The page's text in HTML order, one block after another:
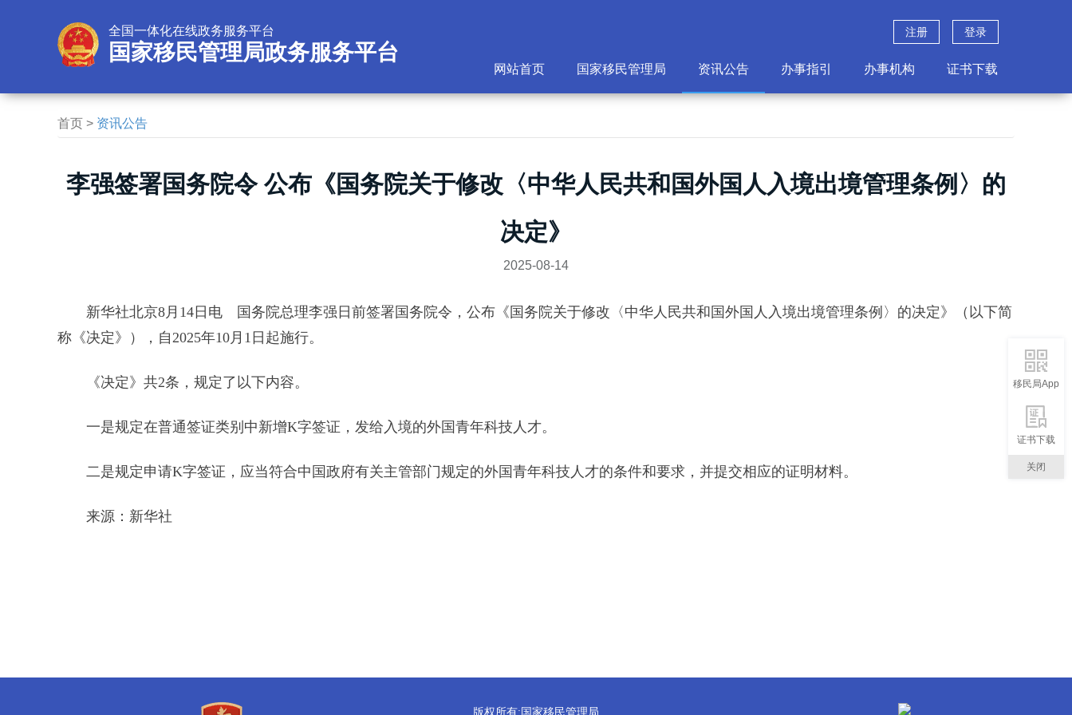
全国一体化在线政务服务平台
国家移民管理局政务服务平台
注册 登录
网站首页 国家移民管理局 资讯公告 办事指引 办事机构 证书下载
首页 > 资讯公告
李强签署国务院令 公布《国务院关于修改〈中华人民共和国外国人入境出境管理条例〉的
决定》
2025-08-14
新华社北京8月14日电 国务院总理李强日前签署国务院令，公布《国务院关于修改〈中华人民共和国外国人入境出境管理条例〉的决定》（以下简
称《决定》），自2025年10月1日起施行。
《决定》共2条，规定了以下内容。
一是规定在普通签证类别中新增K字签证，发给入境的外国青年科技人才。
二是规定申请K字签证，应当符合中国政府有关主管部门规定的外国青年科技人才的条件和要求，并提交相应的证明材料。
来源：新华社
版权所有:国家移民管理局
移民局App
证书下载
关闭